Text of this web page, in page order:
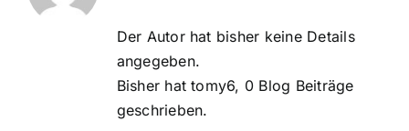
Der Autor hat bisher keine Details
angegeben.
Bisher hat tomy6, 0 Blog Beiträge
geschrieben.